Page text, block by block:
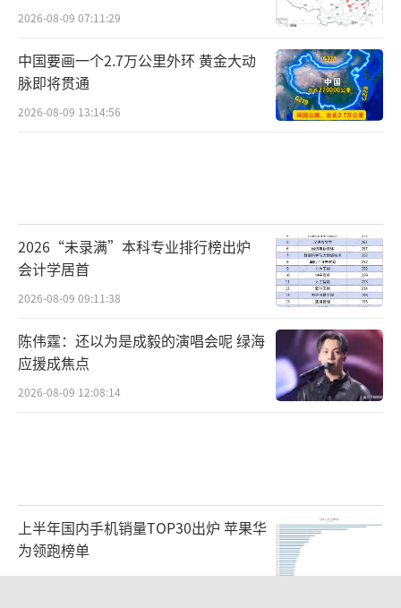
2026-08-09 07:11:29
中国要画一个2.7万公里外环 黄金大动
脉即将贯通
2026-08-09 13:14:56
2026“未录满”本科专业排行榜出炉
会计学居首
2026-08-09 09:11:38
陈伟霆：还以为是成毅的演唱会呢 绿海
应援成焦点
2026-08-09 12:08:14
上半年国内手机销量TOP30出炉 苹果华
为领跑榜单
2026-08-08 22:41:15